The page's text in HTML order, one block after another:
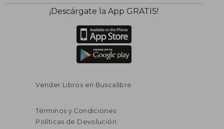
¡Descárgate la App GRATIS!
Vender Libros en Buscalibre
Términos y Condiciones
Políticas de Devolución